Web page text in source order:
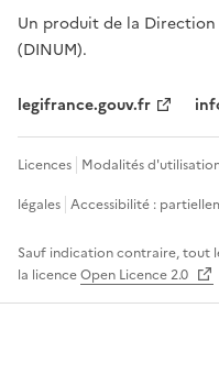
Un produit de la
(DINUM).
legifrance.gouv.fr
Licences Modalités
légales Accessibilité :
Sauf indication contraire, tout
la licenceOpen Licence 2.0